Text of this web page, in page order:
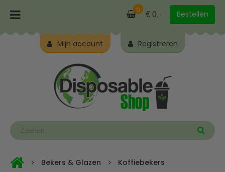
0 € 0,- Bestellen
Mijn account Registreren
Bekers & Glazen
Koffiebekers